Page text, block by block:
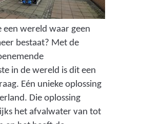
een wereld waar geen
bestaat? Met de
in de wereld is dit een
Eén unieke oplossing
Die oplossing
het afvalwater van tot